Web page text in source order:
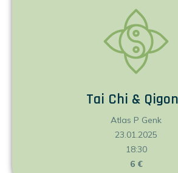
Tai Chi &
Atlas P Genk
23.01.2025
18:30
6 €